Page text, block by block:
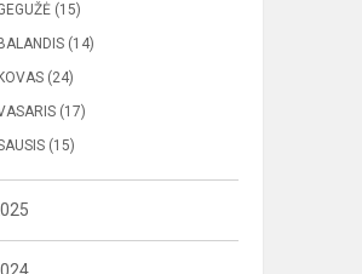
(15)
BALANDIS (14)
KOVAS (24)
(17)
(15)